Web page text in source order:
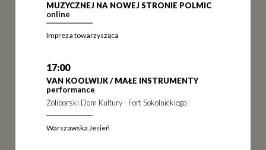
MUZYCZNEJ NA NOWEJ STRONIE POLMIC
online
Impreza towarzysząca
17:00
VAN KOOLWIJK / MAŁE INSTRUMENTY
performance
Żoliborski Dom Kultury - Fort Sokolnickiego
Warszawska Jesień